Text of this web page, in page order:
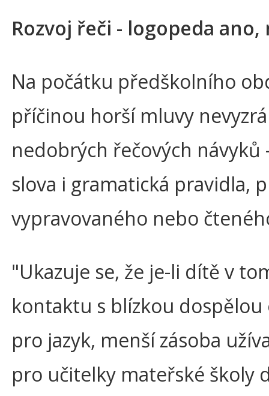
Rozvoj řeči - logopeda ano,
Na počátku předškolního
příčinou horší mluvy
nedobrých řečových
slova i gramatická pravidla,
vypravovaného nebo
"Ukazuje se, že je-li dítě v
kontaktu s blízkou
pro jazyk, menší zásoba
pro učitelky mateřské školy